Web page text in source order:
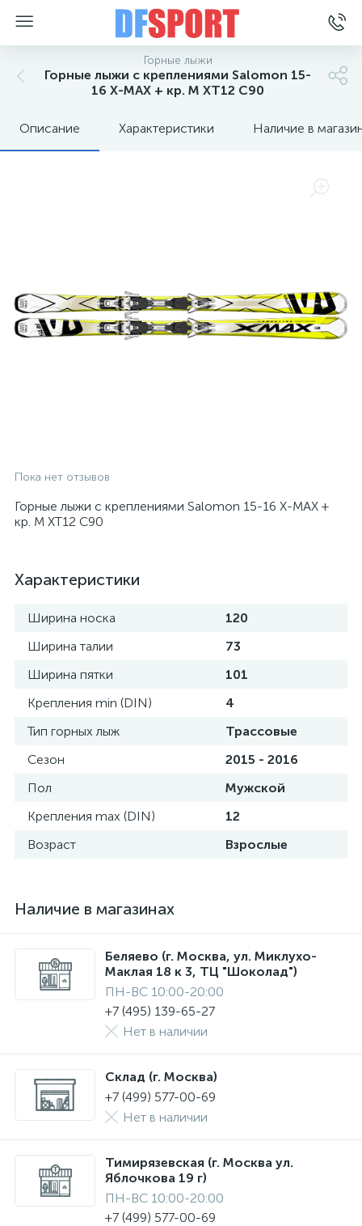
Горные лыжи
Горные лыжи с креплениями Salomon 15-
16 X-MAX + кр. M XT12 C90
Описание Характеристики Наличие в
Пока нет отзывов
Горные лыжи с креплениями Salomon 15-16 X-MAX +
кр. M XT12 C90
Характеристики
Ширина носка
120
Ширина талии
73
Ширина пятки
101
Крепления min (DIN)
4
Тип горных лыж
Трассовые
Сезон
2015 - 2016
Пол
Мужской
Крепления max (DIN)
12
Возраст
Взрослые
Наличие в магазинах
Беляево (г. Москва, ул. Миклухо-
Маклая 18 к 3, ТЦ "Шоколад")
ПН-ВС 10:00-20:00
+7 (495) 139-65-27
Нет в наличии
Склад (г. Москва)
+7 (499) 577-00-69
Нет в наличии
Тимирязевская (г. Москва ул.
Яблочкова 19 г)
ПН-ВС 10:00-20:00
+7 (499) 577-00-69